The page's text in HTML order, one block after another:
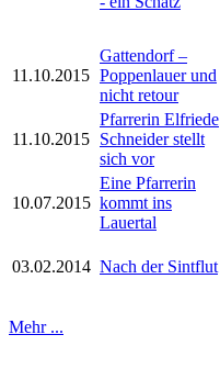
11.10.2015
Gattendorf –
Poppenlauer und
nicht retour
11.10.2015
Pfarrerin Elfriede
Schneider stellt
sich vor
10.07.2015
Eine Pfarrerin
kommt ins
Lauertal
03.02.2014 Nach der Sintflut
Mehr ...